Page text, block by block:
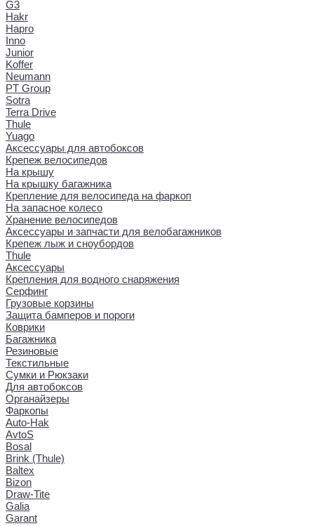
G3
Hakr
Hapro
Inno
Junior
Koffer
Neumann
PT Group
Sotra
Terra Drive
Thule
Yuago
Аксессуары для автобоксов
Крепеж велосипедов
На крышу
На крышку багажника
Крепление для велосипеда на фаркоп
На запасное колесо
Хранение велосипедов
Аксессуары и запчасти для велобагажников
Крепеж лыж и сноубордов
Thule
Аксессуары
Крепления для водного снаряжения
Серфинг
Грузовые корзины
Защита бамперов и пороги
Коврики
Багажника
Резиновые
Текстильные
Сумки и Рюкзаки
Для автобоксов
Органайзеры
Фаркопы
Auto-Hak
AvtoS
Bosal
Brink (Thule)
Baltex
Bizon
Draw-Tite
Galia
Garant